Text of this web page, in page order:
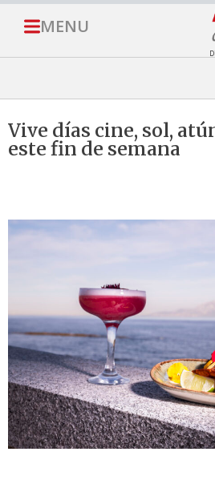
MENU
Vive días cine, sol,
este fin de semana